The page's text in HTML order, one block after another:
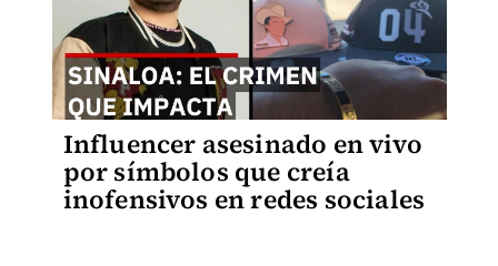
Influencer asesinado en vivo
por símbolos que creía
inofensivos en redes sociales